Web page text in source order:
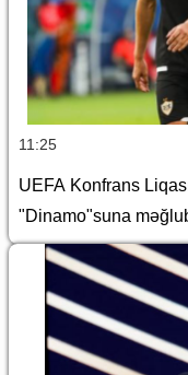
11:25
UEFA Konfrans
"Dinamo"suna